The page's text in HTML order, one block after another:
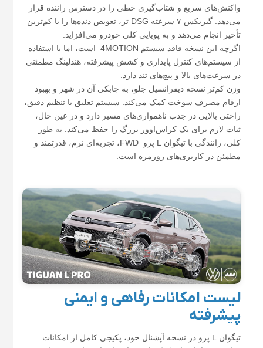
واکنش‌های سریع و شتاب‌گیری خطی را در دسترس راننده قرار
می‌دهد. گیربکس ۷ سرعته DSG تر، تعویض دنده‌ها را با کم‌ترین
تأخیر انجام می‌دهد و به پویایی کلی خودرو می‌افزاید.
اگرچه این نسخه فاقد سیستم 4MOTION است، اما با استفاده
از سیستم‌های کنترل پایداری و کشش پیشرفته، هندلینگ مطمئنی
در سرعت‌های بالا و پیچ‌های تند دارد.
وزن کم‌تر نسخه دیفرانسیل جلو، به چابکی آن در شهر و بهبود
ارقام مصرف سوخت کمک می‌کند. سیستم تعلیق با تنظیم دقیق،
راحتی بالایی در جذب ناهمواری‌های مسیر دارد و در عین حال،
ثبات لازم برای یک کراس‌اوور بزرگ را حفظ می‌کند. به طور
کلی، رانندگی با تیگوان L پرو FWD، تجربه‌ای نرم، قدرتمند و
مطمئن در کاربری‌های روزمره است.
لیست امکانات رفاهی و ایمنی
پیشرفته
تیگوان L پرو در نسخه آپشنال خود، پکیجی کامل از امکانات